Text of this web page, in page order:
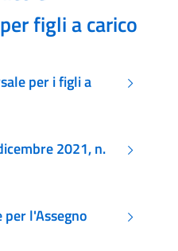
figli a carico
per i figli a
2021, n.
l'Assegno